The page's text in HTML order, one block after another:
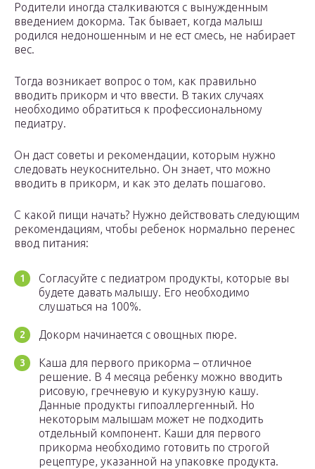
Родители иногда сталкиваются с вынужденным
введением докорма. Так бывает, когда малыш
родился недоношенным и не ест смесь, не набирает
вес.
Тогда возникает вопрос о том, как правильно
вводить прикорм и что ввести. В таких случаях
необходимо обратиться к профессиональному
педиатру.
Он даст советы и рекомендации, которым нужно
следовать неукоснительно. Он знает, что можно
вводить в прикорм, и как это делать пошагово.
С какой пищи начать? Нужно действовать следующим
рекомендациям, чтобы ребенок нормально перенес
ввод питания:
Согласуйте с педиатром продукты, которые вы
будете давать малышу. Его необходимо
слушаться на 100%.
Докорм начинается с овощных пюре.
Каша для первого прикорма – отличное
решение. В 4 месяца ребенку можно вводить
рисовую, гречневую и кукурузную кашу.
Данные продукты гипоаллергенный. Но
некоторым малышам может не подходить
отдельный компонент. Каши для первого
прикорма необходимо готовить по строгой
рецептуре, указанной на упаковке продукта.